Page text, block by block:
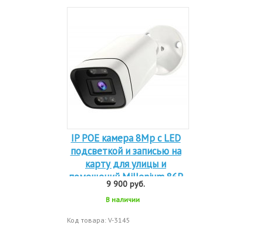
IP POE камера 8Mp с LED
подсветкой и записью на
карту для улицы и
помещений Millenium 86P
9 900 руб.
В наличии
Код товара: V-3145